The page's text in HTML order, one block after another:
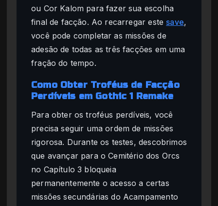
ou Cor Kalom para fazer sua escolha
final de facção. Ao recarregar este save,
você pode completar as missões de
adesão de todas as três facções em uma
fração do tempo.
Como Obter Troféus de Facção
Perdíveis em Gothic 1 Remake
Para obter os troféus perdíveis, você
precisa seguir uma ordem de missões
rigorosa. Durante os testes, descobrimos
que avançar para o Cemitério dos Orcs
no Capítulo 3 bloqueia
permanentemente o acesso a certas
missões secundárias do Acampamento